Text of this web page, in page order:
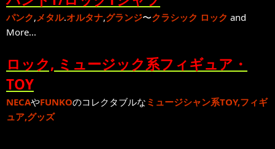
パンク, メタル.オルタナ,グランジ〜クラシック ロック and
More...
ロック, ミュージック系フィギュア・
TOY
NECAやFUNKOのコレクタブルな ミュージシャン系TOY,フィギ
ュア,グッズ